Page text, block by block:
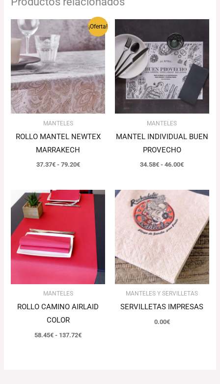
¡Oferta!
MANTELES
ROLLO MANTEL NEWTEX
MARRAKECH
37.37€ - 79.20€
Rango
de
precios:
desde
37.37€
hasta
79.20€
MANTELES
MANTEL INDIVIDUAL BUEN
PROVECHO
34.58€ - 46.00€
precios:
desde
34.58€
hasta
46.00€
MANTELES
ROLLO CAMINO AIRLAID
COLOR
58.45€ - 137.72€
Rango
de
precios:
desde
58.45€
hasta
137.72€
MANTELES Y SERVILLETAS
SERVILLETAS IMPRESAS
0.00€